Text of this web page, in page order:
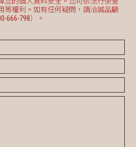
等權利。如有任何疑問，請洽誠品顧
666-798）。